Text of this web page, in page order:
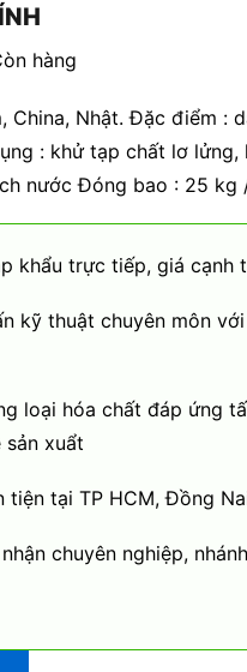
hàng
China, Nhật. Đặc điểm :
: khử tạp chất lơ lửng,
nước Đóng bao : 25 kg
khẩu trực tiếp, giá cạnh
kỹ thuật chuyên môn
loại hóa chất đáp ứng
sản xuẩt
tiện tại TP HCM, Đồng
chuyên nghiệp,